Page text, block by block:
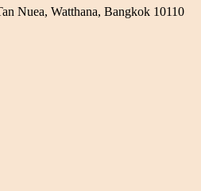
Nuea, Watthana, Bangkok 10110